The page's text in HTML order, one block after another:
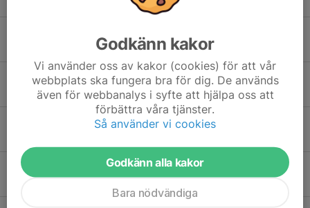
7 aug 2024 0
Zwift Games 2024 - The Sprint Championships!
3 mar 2024 1
Resultat BVRCC
Träningsupplägg säsongen 22-23
Godkänn kakor
Vi använder oss av kakor (cookies) för att vår
webbplats ska fungera bra för dig. De används
även för webbanalys i syfte att hjälpa oss att
förbättra våra tjänster.
Så använder vi cookies
Godkänn alla kakor
Bara nödvändiga